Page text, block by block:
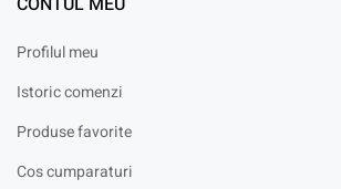
Profilul meu
Istoric comenzi
Produse favorite
Cos cumparaturi